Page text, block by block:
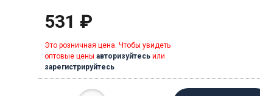
531 ₽
Это розничная цена. Чтобы увидеть
оптовые цены авторизуйтесьили
зарегистрируйтесь